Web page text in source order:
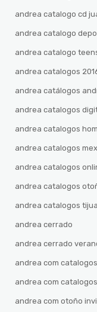
andrea catalogo cd
andrea catalogo
andrea catalogo
andrea catalogos
andrea catálogos
andrea catalogos
andrea catalogos
andrea catalogos
andrea catalogos
andrea catalogos
andrea catalogos
andrea cerrado
andrea cerrado
andrea com
andrea com
andrea com otoño